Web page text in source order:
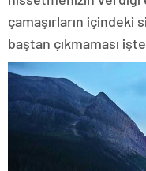
çamaşırların
baştan çıkmaması